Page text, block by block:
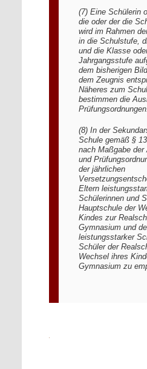
(7) Eine Schülerin
die oder der die
wird im Rahmen
in die Schulstufe,
und die Klasse
Jahrgangsstufe
dem bisherigen
dem Zeugnis
Näheres zum
bestimmen die
Prüfungsordnungen.
(8) In der
Schule gemäß §
nach Maßgabe der
und
der jährlichen
Eltern
Schülerinnen und
Hauptschule der
Kindes zur
Gymnasium und
leistungsstarker
Schüler der
Wechsel ihres
Gymnasium zu